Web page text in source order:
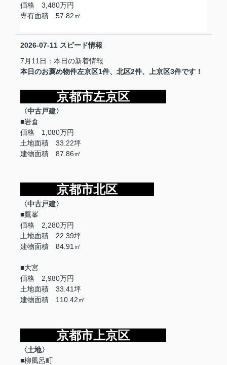
価格 3,480万円
専有面積 57.82㎡
2026-07-11 スピード情報
7月11日：本日の新着情報
本日のお薦め物件左京区1件、北区2件、上京区3件です！
京都市左京区
〈中古戸建〉
■岩倉
価格 1,080万円
土地面積 33.22坪
建物面積 87.86㎡
京都市北区
〈中古戸建〉
■鷹峯
価格 2,280万円
土地面積 22.39坪
建物面積 84.91㎡
■大宮
価格 2,980万円
土地面積 33.41坪
建物面積 110.42㎡
京都市上京区
〈土地〉
■柳風呂町